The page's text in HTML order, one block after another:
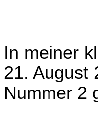
In meiner
21. August
Nummer 2